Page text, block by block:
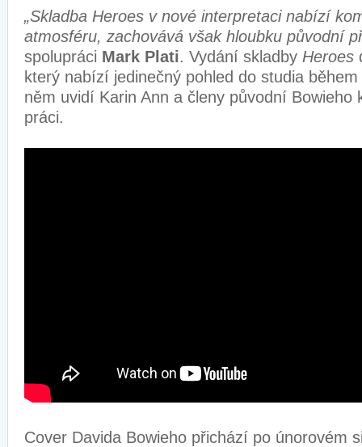
„Skladba Heroes v nové interpretaci nabízí
atmosféru, zachovává však hloubku původní
spolupráci Mark Plati. Vydání skladby Heroes
který nabízí jedinečný pohled do studia
něm uvidí Karin Ann a členy původní Bowieho
práci.
Cover Davida Bowieho přichází po únorovém